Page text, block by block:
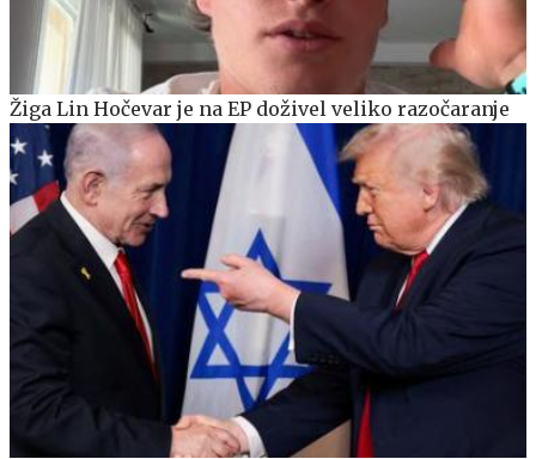
Žiga Lin Hočevar je na EP doživel veliko razočaranje